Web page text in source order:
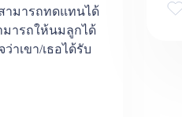
ามารถทดแทนได้
มารถให้นมลูกได้
าเขา/เธอได้รับ